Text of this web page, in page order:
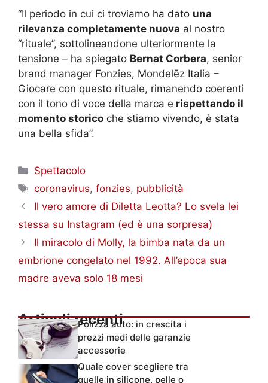
“Il periodo in cui ci troviamo ha dato una
rilevanza completamente nuova al nostro
“rituale”, sottolineandone ulteriormente la
tensione – ha spiegato Bernat Corbera, senior
brand manager Fonzies, Mondelēz Italia –
Giocare con questo rituale, rimanendo coerenti
con il tono di voce della marca e rispettando il
momento storico che stiamo vivendo, è stata
una bella sfida”.
Categorie
Spettacolo
Tag
coronavirus,fonzies, pubblicità
Il vero amore di Diletta Leotta? Lo svela lei
stessa su Instagram (ed è una sorpresa)
Il miracolo di Molly, la bimba nata da un
embrione congelato nel 1992. All’epoca sua
madre aveva solo 18 mesi
Articoli recentiPolizza auto: in crescita i
prezzi medi delle garanzie
accessorie
Quale cover scegliere tra
quelle in silicone, pelle o